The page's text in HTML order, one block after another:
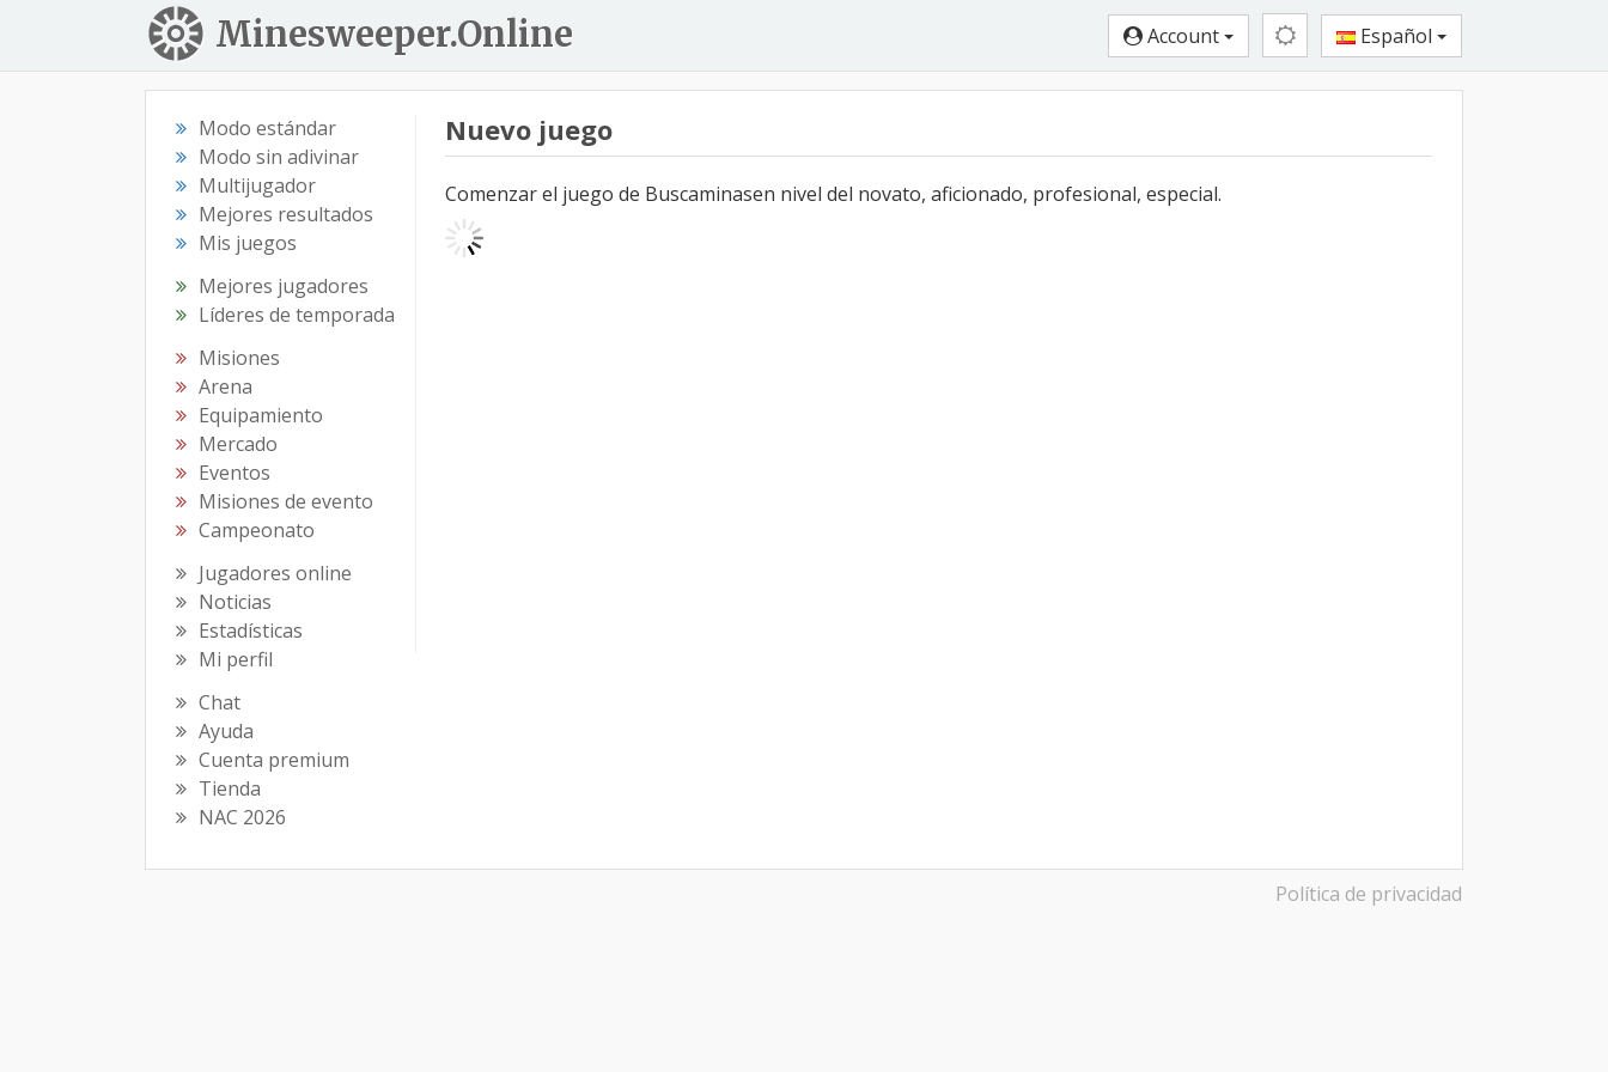
Minesweeper.Online Account Español
Modo estándar
Modo sin adivinar
Multijugador
Mejores resultados
Mis juegos
Mejores jugadores
Líderes de temporada
Misiones
Arena
Equipamiento
Mercado
Eventos
Misiones de evento
Campeonato
Jugadores online
Noticias
Estadísticas
Mi perfil
Chat
Ayuda
Cuenta premium
Tienda
NAC 2026
Nuevo juego
Comenzar el juego de Buscaminasen nivel del novato, aficionado, profesional, especial.
Política de privacidad